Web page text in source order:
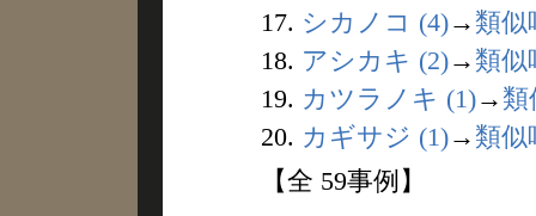
17. シカノコ (4)→ 類似
18. アシカキ (2)→ 類似
19. カツラノキ (1)→ 類
20. カギサジ (1)→ 類似
【全 59事例】